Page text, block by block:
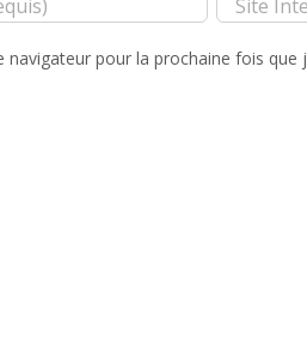
pour la prochaine fois que